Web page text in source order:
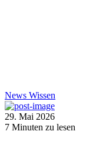
News Wissen
29. Mai 2026
7 Minuten zu lesen